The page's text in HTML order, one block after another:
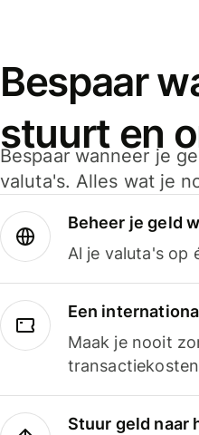
Bespaar
stuurt en
Bespaar wanneer je
valuta's. Alles wat je
Beheer je geld
Al je valuta's op
Een
Maak je nooit
Stuur geld naar